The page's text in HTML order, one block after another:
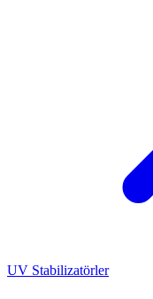
UV Stabilizatörler